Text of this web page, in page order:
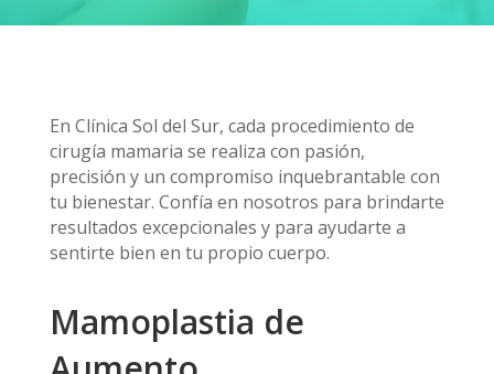
En Clínica Sol del Sur, cada procedimiento de
cirugía mamaria se realiza con pasión,
precisión y un compromiso inquebrantable con
tu bienestar. Confía en nosotros para brindarte
resultados excepcionales y para ayudarte a
sentirte bien en tu propio cuerpo.
Mamoplastia de